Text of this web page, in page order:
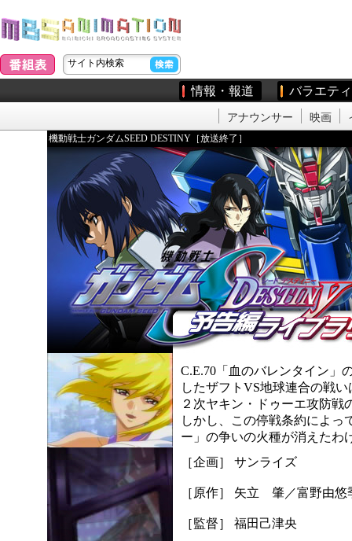
情報・報道 バラエティ
アナウンサー 映画
機動戦士ガンダムSEED DESTINY［放送終了］
C.E.70「血のバレンタイン」
したザフトVS地球連合の戦
２次ヤキン・ドゥーエ攻防戦
しかし、この停戦条約によっ
ー」の争いの火種が消えたわ
［企画］ サンライズ
［原作］ 矢立 肇／富野由悠
［監督］ 福田己津央